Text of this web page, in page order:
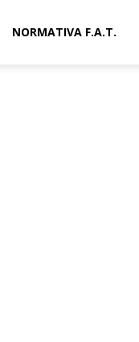
NORMATIVA F.A.T.